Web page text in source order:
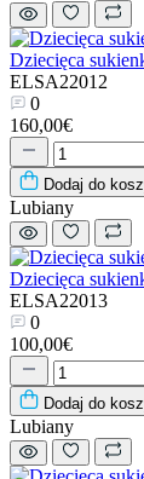
Dziecięca
ELSA22012
0
160,00€
Dodaj do
Lubiany
Dziecięca
ELSA22013
0
100,00€
Dodaj do
Lubiany